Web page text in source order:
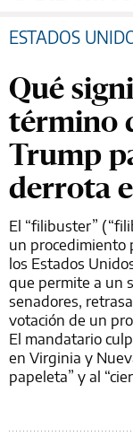
ESTADOS
Qué
término
Trump
derrota
El “filibuster”
un procedimiento
los Estados
que permite a un
senadores,
votación de un
El mandatario
en Virginia y
papeleta” y al